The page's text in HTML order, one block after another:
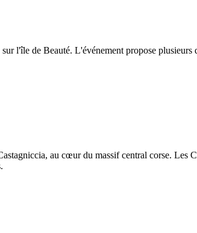
l'île de Beauté. L'événement propose plusieurs
au cœur du massif central corse. Les